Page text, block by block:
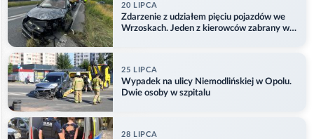
20 LIPCA
Zdarzenie z udziałem pięciu pojazdów we
Wrzoskach. Jeden z kierowców zabrany w
25 LIPCA
Wypadek na ulicy Niemodlińskiej w Opolu.
Dwie osoby w szpitalu
28 LIPCA